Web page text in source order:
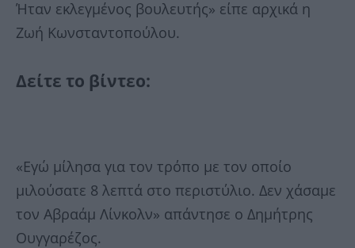
Ήταν εκλεγμένος βουλευτής» είπε αρχικά η
Ζωή Κωνσταντοπούλου.
Δείτε το βίντεο:
«Εγώ μίλησα για τον τρόπο με τον οποίο
μιλούσατε 8 λεπτά στο περιστύλιο. Δεν χάσαμε
τον Αβραάμ Λίνκολν» απάντησε ο Δημήτρης
Ουγγαρέζος.